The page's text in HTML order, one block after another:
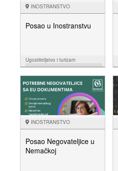
INOSTRANSTVO
Posao u Inostranstvu
Ugostiteljstvo i turizam
NUDIM
INOSTRANSTVO
Posao Negovateljice u
Nemačkoj